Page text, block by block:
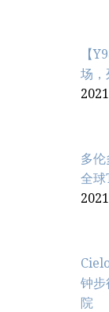
【
场，
多
全球
钟步
院